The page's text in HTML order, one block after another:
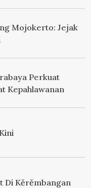
Mojokerto: Jejak
Perkuat
Kepahlawanan
Di Kěrěmbangan